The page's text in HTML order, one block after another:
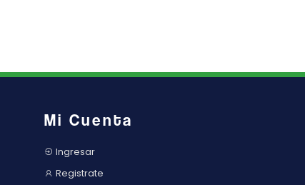
Mi Cuenta
Ingresar
Registrate